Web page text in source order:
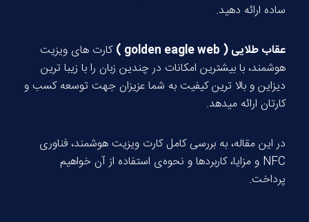
ساده ارائه دهید.
عقاب طلایی ( golden eagle web
)کارت های ویزیت
هوشمند، با بیشترین امکانات در چندین زبان را با زیبا ترین
دیزاین و بالا ترین کیفیت به شما عزیزان جهت توسعه کسب و
کارتان ارائه میدهد.
در این مقاله، به بررسی کامل کارت ویزیت هوشمند، فناوری
NFC و مزایا، کاربردها و نحوه‌ی استفاده از آن خواهیم
پرداخت.